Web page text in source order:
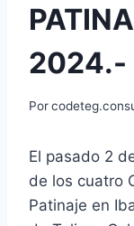
2024.-
Por
El pasado 2
de los cuatro
Patinaje en